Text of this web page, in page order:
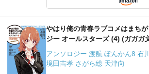
やはり俺の青春ラブコメはまち
ジー オールスターズ (4) (ガガガ
アンソロジー 渡航 ぽんかん8 石
境田吉孝 さがら総 天津向